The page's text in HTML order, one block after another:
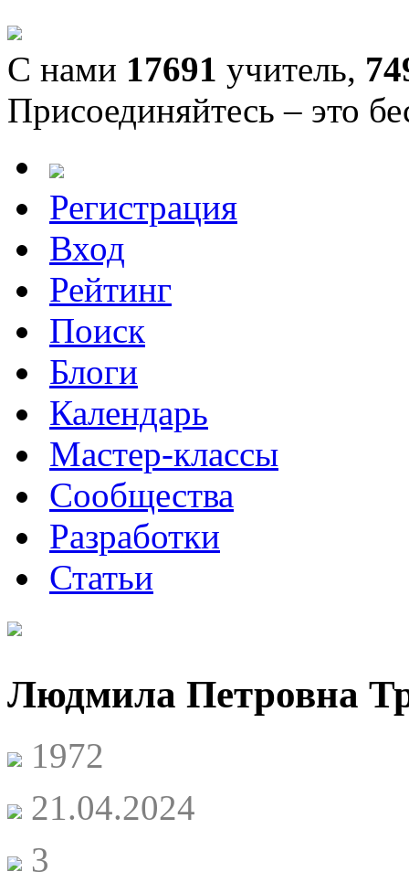
С нами 17691 учитель,
Присоединяйтесь – это
Регистрация
Вход
Рейтинг
Поиск
Блоги
Календарь
Мастер-классы
Сообщества
Разработки
Статьи
Людмила Петровна
1972
21.04.2024
3